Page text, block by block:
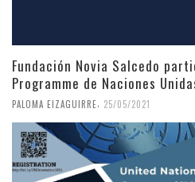
Fundación Novia Salcedo
Programme de Naciones
PALOMA EIZAGUIRRE 25/05/2021